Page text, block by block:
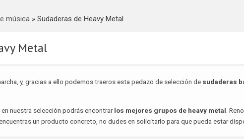
música» Sudaderas de Heavy Metal
Metal
y, gracias a ello podemos traeros esta pedazo de selección de sudaderas
nuestra selección podrás encontrarlos mejores grupos de heavy metal .
un producto concreto, no dudes en solicitarlo para que pueda estar